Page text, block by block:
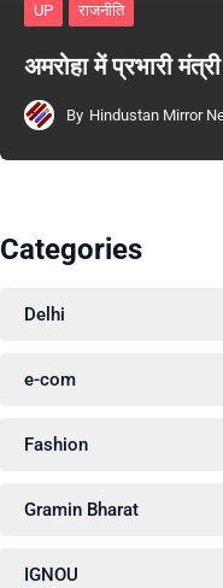
UP राजनीति
अमरोहा में प्रभारी
By Hindustan Mirror
Categories
Delhi
e-com
Fashion
Gramin Bharat
IGNOU